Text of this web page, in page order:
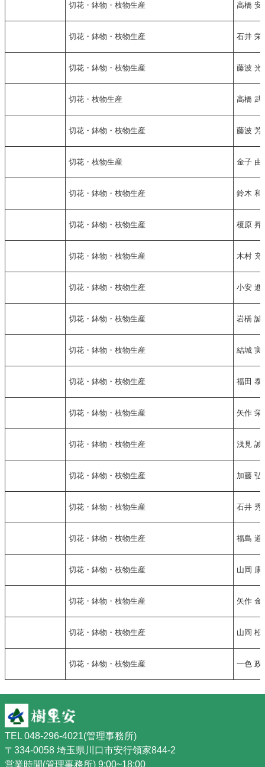
切花・鉢物・枝物生産 高橋 安
切花・鉢物・枝物生産 石井 栄
切花・鉢物・枝物生産 藤波 光
切花・枝物生産 高橋 武
切花・鉢物・枝物生産 藤波 芳
切花・枝物生産 金子 由
切花・鉢物・枝物生産 鈴木 和
切花・鉢物・枝物生産 榎原 昇
切花・鉢物・枝物生産 木村 充
切花・鉢物・枝物生産 小安 進
切花・鉢物・枝物生産 岩橋 誠
切花・鉢物・枝物生産 結城 実
切花・鉢物・枝物生産 福田 泰
切花・鉢物・枝物生産 矢作 栄
切花・鉢物・枝物生産 浅見 誠
切花・鉢物・枝物生産 加藤 弘
切花・鉢物・枝物生産 石井 秀
切花・鉢物・枝物生産 福島 道
切花・鉢物・枝物生産 山岡 康
切花・鉢物・枝物生産 矢作 金
切花・鉢物・枝物生産 山岡 松
切花・鉢物・枝物生産 一色 政
TEL 048-296-4021(管理事務所)
〒334-0058 埼玉県川口市安行領家844-2
営業時間(管理事務所) 9:00~18:00